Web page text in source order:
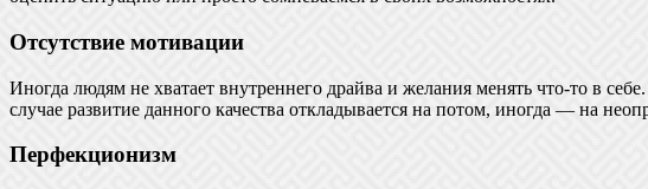
Отсутствие мотивации
Иногда людям не хватает внутреннего драйва и желания менять что-то в
случае развитие данного качества откладывается на потом, иногда — на
Перфекционизм